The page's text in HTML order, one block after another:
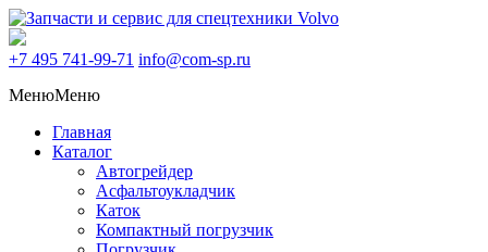
+7 495 741-99-71 info@com-sp.ru
МенюМеню
Главная
Каталог
Автогрейдер
Асфальтоукладчик
Каток
Компактный погрузчик